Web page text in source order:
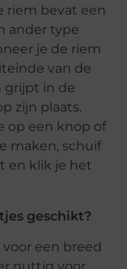
riem bevat een
ander type
je de riem
van de
grijpt in de
zijn plaats.
op een knop of
maken, schuif
en klik je het
geschikt?
een breed